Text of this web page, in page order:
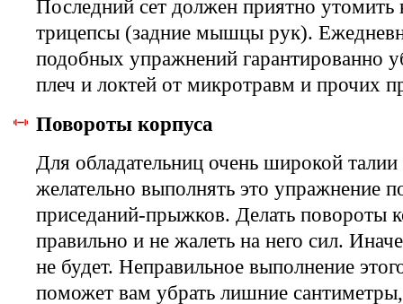
Последний сет должен приятно утомить
трицепсы (задние мышцы рук).
подобных упражнений гарантированно
плеч и локтей от микротравм и прочих
Повороты корпуса
Для обладательниц очень широкой талии
желательно выполнять это упражнение
приседаний-прыжков. Делать повороты
правильно и не жалеть на него сил.
не будет. Неправильное выполнение
поможет вам убрать лишние